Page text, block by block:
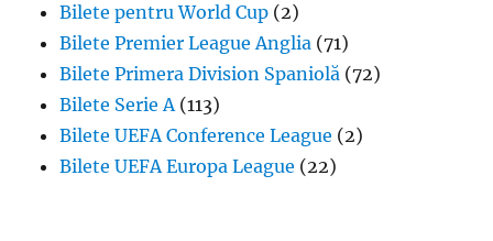
Bilete pentru World Cup (2)
Bilete Premier League Anglia (71)
Bilete Primera Division Spaniolă (72)
Bilete Serie A(113)
Bilete UEFA Conference League (2)
Bilete UEFA Europa League (22)